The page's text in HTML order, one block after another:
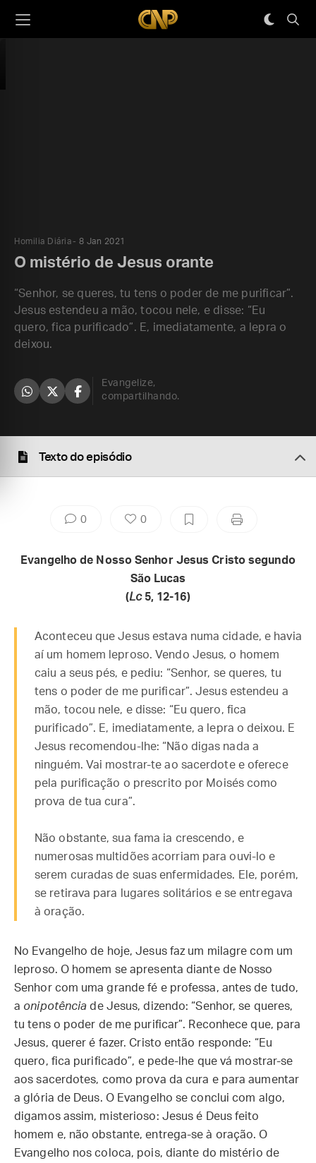
Homilia Diária 8 Jan 2021
O mistério de Jesus orante
“Senhor, se queres, tu tens o poder de me purificar”.
Jesus estendeu a mão, tocou nele, e disse: “Eu
quero, fica purificado”. E, imediatamente, a lepra o
deixou.
Evangelize,
compartilhando.
Texto do episódio
0 0
Evangelho de Nosso Senhor Jesus Cristo segundo
São Lucas
(Lc5, 12-16)
Aconteceu que Jesus estava numa cidade, e havia
aí um homem leproso. Vendo Jesus, o homem
caiu a seus pés, e pediu: “Senhor, se queres, tu
tens o poder de me purificar”. Jesus estendeu a
mão, tocou nele, e disse: “Eu quero, fica
purificado”. E, imediatamente, a lepra o deixou. E
Jesus recomendou-lhe: “Não digas nada a
ninguém. Vai mostrar-te ao sacerdote e oferece
pela purificação o prescrito por Moisés como
prova de tua cura”.
Não obstante, sua fama ia crescendo, e
numerosas multidões acorriam para ouvi-lo e
serem curadas de suas enfermidades. Ele, porém,
se retirava para lugares solitários e se entregava
à oração.
No Evangelho de hoje, Jesus faz um milagre com um
leproso. O homem se apresenta diante de Nosso
Senhor com uma grande fé e professa, antes de tudo,
a onipotência de Jesus, dizendo: “Senhor, se queres,
tu tens o poder de me purificar”. Reconhece que, para
Jesus, querer é fazer. Cristo então responde: “Eu
quero, fica purificado”, e pede-lhe que vá mostrar-se
aos sacerdotes, como prova da cura e para aumentar
a glória de Deus. O Evangelho se conclui com algo,
digamos assim, misterioso: Jesus é Deus feito
homem e, não obstante, entrega-se à oração. O
Evangelho nos coloca, pois, diante do mistério de